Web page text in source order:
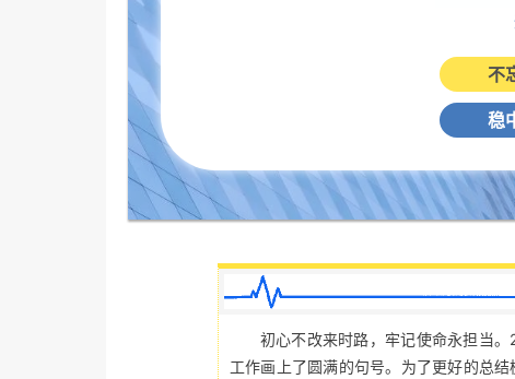
不
稳
初心不改来时路，牢记使命永担当
工作画上了圆满的句号。为了更好的总